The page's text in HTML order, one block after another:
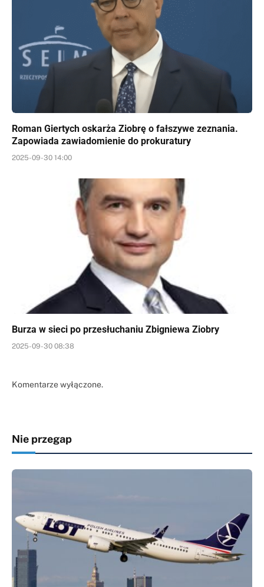
Roman Giertych oskarża Ziobrę o fałszywe zeznania.
Zapowiada zawiadomienie do prokuratury
2025-09-30 14:00
Burza w sieci po przesłuchaniu Zbigniewa Ziobry
2025-09-30 08:38
Komentarze wyłączone.
Nie przegap